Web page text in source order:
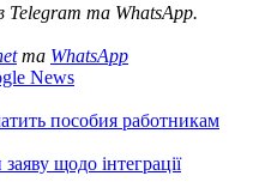
Telegram та WhatsApp.
та WhatsApp
News
пособия работникам
щодо інтеграції